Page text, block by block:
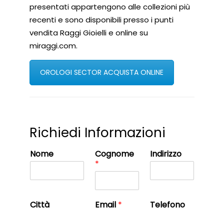
presentati appartengono alle collezioni più
recenti e sono disponibili presso i punti
vendita Raggi Gioielli e online su
miraggi.com.
OROLOGI SECTOR ACQUISTA ONLINE
Richiedi Informazioni
Nome
Cognome
*
Indirizzo
Città Email * Telefono